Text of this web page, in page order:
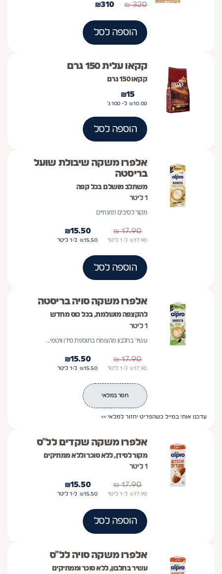
320
₪
310
₪
הוספה לסל
קקאו עלית 150 גרם
קקאו 150 גרם
15
₪
10.00
₪ ל- 100 ג'
הוספה לסל
אלפרו משקה שיבולת שועל
בריסטה
משתלב מושלם בכל קפה
1 ליטר
מקור לסיבים תזונתיים
17.90
₪
17.90
₪ ל-1 ליטר
15.50
₪
15.50
₪ ל-1 ליטר
הוספה לסל
אלפרו משקה סויה בריסטה
להקצפה מושלמת, בכל כוס מחדש
1 ליטר
עשיר בחלבון מהצומח בתוספת סידן וויטמי...
17.90
₪
17.90
₪ ל-1 ליטר
15.50
₪
15.50
₪ ל-1 ליטר
חסר במלאי
עדכנו אותי במייל כשהפריט יחזור למלאי >>
אלפרו משקה שקדים לל"ס
מקור לסידן, ללא סוכר וללא ממתיקים
1 ליטר
17.90
₪
17.90
₪ ל-1 ליטר
15.50
₪
15.50
₪ ל-1 ליטר
הוספה לסל
אלפרו משקה סויה לל"ס
עשיר בחלבון, ללא סוכר וממתיקים